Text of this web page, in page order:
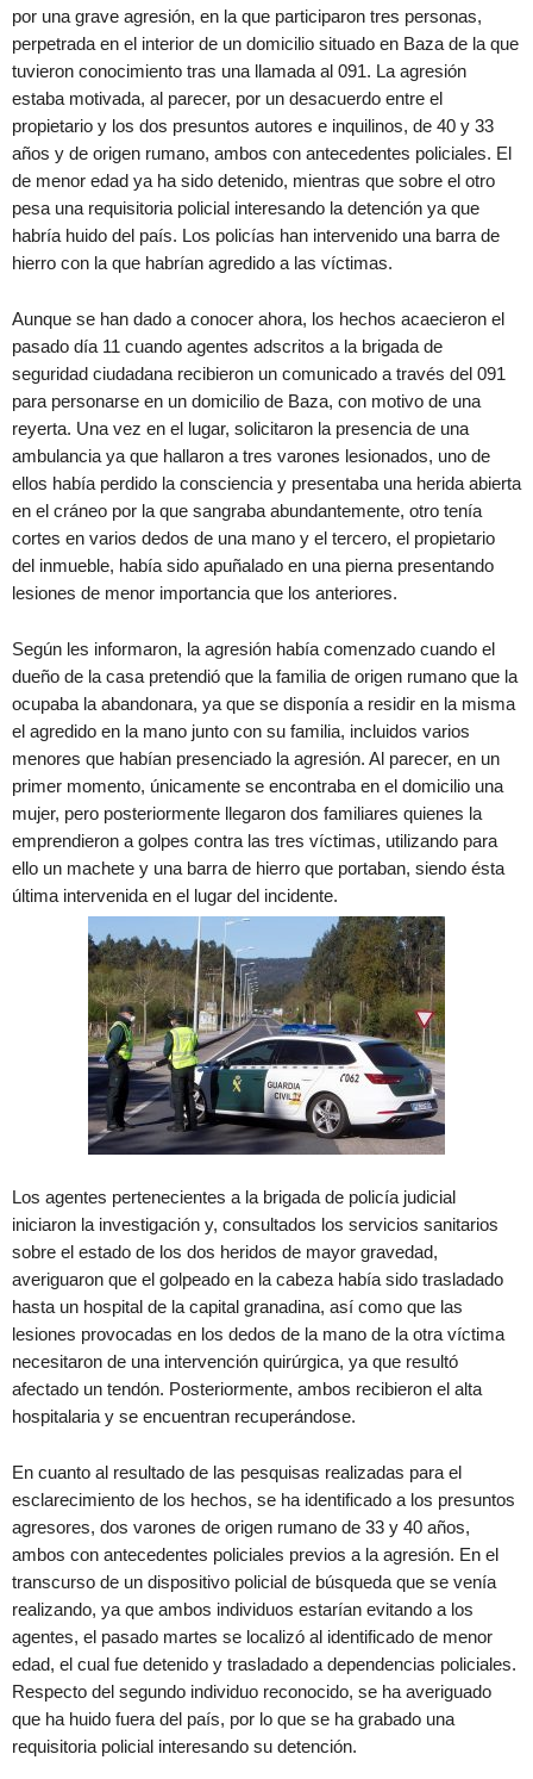
por una grave agresión, en la que participaron tres personas,
perpetrada en el interior de un domicilio situado en Baza de la que
tuvieron conocimiento tras una llamada al 091. La agresión
estaba motivada, al parecer, por un desacuerdo entre el
propietario y los dos presuntos autores e inquilinos, de 40 y 33
años y de origen rumano, ambos con antecedentes policiales. El
de menor edad ya ha sido detenido, mientras que sobre el otro
pesa una requisitoria policial interesando la detención ya que
habría huido del país. Los policías han intervenido una barra de
hierro con la que habrían agredido a las víctimas.
Aunque se han dado a conocer ahora, los hechos acaecieron el
pasado día 11 cuando agentes adscritos a la brigada de
seguridad ciudadana recibieron un comunicado a través del 091
para personarse en un domicilio de Baza, con motivo de una
reyerta. Una vez en el lugar, solicitaron la presencia de una
ambulancia ya que hallaron a tres varones lesionados, uno de
ellos había perdido la consciencia y presentaba una herida abierta
en el cráneo por la que sangraba abundantemente, otro tenía
cortes en varios dedos de una mano y el tercero, el propietario
del inmueble, había sido apuñalado en una pierna presentando
lesiones de menor importancia que los anteriores.
Según les informaron, la agresión había comenzado cuando el
dueño de la casa pretendió que la familia de origen rumano que la
ocupaba la abandonara, ya que se disponía a residir en la misma
el agredido en la mano junto con su familia, incluidos varios
menores que habían presenciado la agresión. Al parecer, en un
primer momento, únicamente se encontraba en el domicilio una
mujer, pero posteriormente llegaron dos familiares quienes la
emprendieron a golpes contra las tres víctimas, utilizando para
ello un machete y una barra de hierro que portaban, siendo ésta
última intervenida en el lugar del incidente.
Los agentes pertenecientes a la brigada de policía judicial
iniciaron la investigación y, consultados los servicios sanitarios
sobre el estado de los dos heridos de mayor gravedad,
averiguaron que el golpeado en la cabeza había sido trasladado
hasta un hospital de la capital granadina, así como que las
lesiones provocadas en los dedos de la mano de la otra víctima
necesitaron de una intervención quirúrgica, ya que resultó
afectado un tendón. Posteriormente, ambos recibieron el alta
hospitalaria y se encuentran recuperándose.
En cuanto al resultado de las pesquisas realizadas para el
esclarecimiento de los hechos, se ha identificado a los presuntos
agresores, dos varones de origen rumano de 33 y 40 años,
ambos con antecedentes policiales previos a la agresión. En el
transcurso de un dispositivo policial de búsqueda que se venía
realizando, ya que ambos individuos estarían evitando a los
agentes, el pasado martes se localizó al identificado de menor
edad, el cual fue detenido y trasladado a dependencias policiales.
Respecto del segundo individuo reconocido, se ha averiguado
que ha huido fuera del país, por lo que se ha grabado una
requisitoria policial interesando su detención.